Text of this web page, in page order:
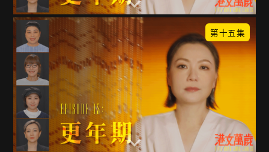
第十五集